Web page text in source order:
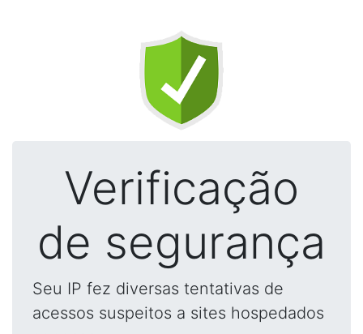
Verificação
de segurança
Seu IP fez diversas tentativas de
acessos suspeitos a sites hospedados